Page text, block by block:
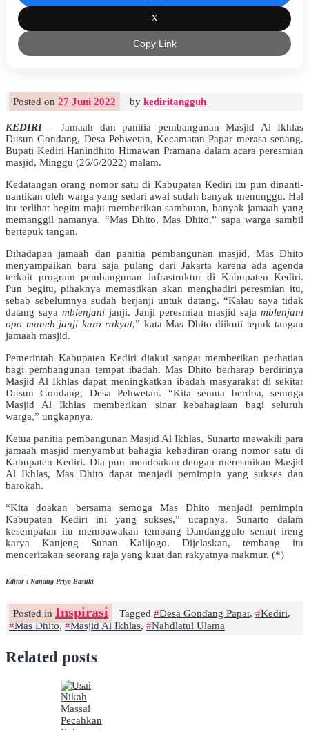
X
Copy Link
Posted on 27 Juni 2022 by kediritangguh
KEDIRI– Jamaah dan panitia pembangunan Masjid Al Ikhlas
Dusun Gondang, Desa Pehwetan, Kecamatan Papar merasa senang.
Bupati Kediri Hanindhito Himawan Pramana dalam acara peresmian
masjid, Minggu (26/6/2022) malam.
Kedatangan orang nomor satu di Kabupaten Kediri itu pun dinanti-
nantikan oleh warga yang sedari awal sudah banyak menunggu. Hal
itu terlihat begitu maju memberikan sambutan, banyak jamaah yang
memanggil namanya. “Mas Dhito, Mas Dhito,” sapa warga sambil
bertepuk tangan.
Dihadapan jamaah dan panitia pembangunan masjid, Mas Dhito
menyampaikan baru saja pulang dari Jakarta karena ada agenda
terkait program pembangunan infrastruktur di Kabupaten Kediri.
Pun begitu, pihaknya memastikan akan menghadiri peresmian itu,
sebab sebelumnya sudah berjanji untuk datang. “Kalau saya tidak
datang sayamblenjani janji. Janji peresmian masjid saja mblenjani
opo maneh janji karo rakyat,” kata Mas Dhito diikuti tepuk tangan
jamaah masjid.
Pemerintah Kabupaten Kediri diakui sangat memberikan perhatian
bagi pembangunan tempat ibadah. Mas Dhito berharap berdirinya
Masjid Al Ikhlas dapat meningkatkan ibadah masyarakat di sekitar
Dusun Gondang, Desa Pehwetan. “Kita semua berdoa, semoga
Masjid Al Ikhlas memberikan sinar kebahagiaan bagi seluruh
warga,” ungkapnya.
Ketua panitia pembangunan Masjid Al Ikhlas, Sunarto mewakili para
jamaah masjid menyambut bahagia kehadiran orang nomor satu di
Kabupaten Kediri. Dia pun mendoakan dengan meresmikan Masjid
Al Ikhlas, Mas Dhito dapat menjadi pemimpin yang sukses dan
barokah.
“Kita doakan bersama semoga Mas Dhito menjadi pemimpin
Kabupaten Kediri ini yang sukses,” ucapnya. Sunarto dalam
kesempatan itu membawakan tembang Dandanggulo semut ireng
karya Kanjeng Sunan Kalijogo. Dijelaskan, tembang itu
menceritakan seorang raja yang kuat dan rakyatnya makmur. (*)
Editor : Nanang Priyo Basuki
Posted in Inspirasi Tagged Desa Gondang Papar, Kediri,
Mas Dhito, Masjid Al Ikhlas, Nahdlatul Ulama
Related posts